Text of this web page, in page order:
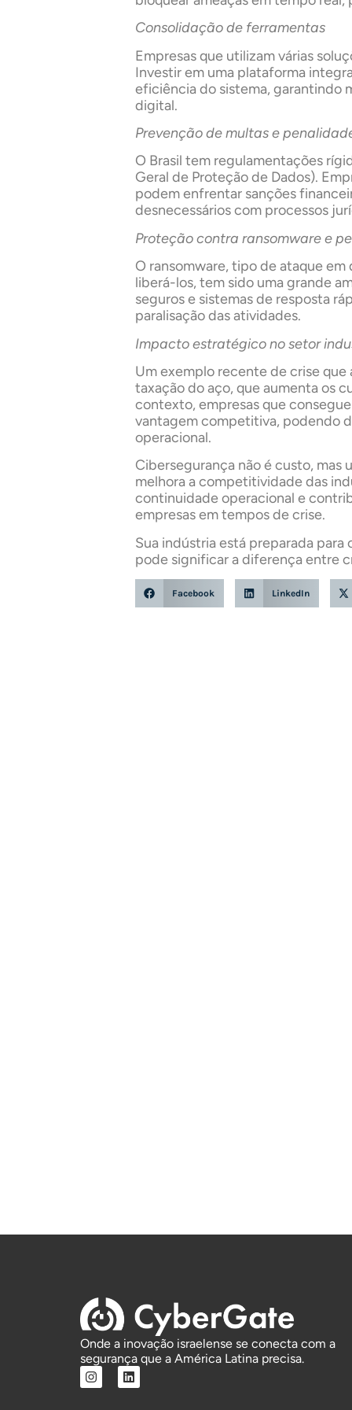
Consolidação de ferramentas
Empresas que utilizam várias
Investir em uma plataforma
eficiência do sistema, garantindo
digital.
Prevenção de multas e
O Brasil tem regulamentações
Geral de Proteção de Dados).
podem enfrentar sanções
desnecessários com processos
Proteção contra ransomware e
O ransomware, tipo de ataque
liberá-los, tem sido uma grande
seguros e sistemas de resposta
paralisação das atividades.
Impacto estratégico no setor
Um exemplo recente de crise
taxação do aço, que aumenta os
contexto, empresas que
vantagem competitiva, podendo
operacional.
Cibersegurança não é custo,
melhora a competitividade das
continuidade operacional e
empresas em tempos de crise.
Sua indústria está preparada
pode significar a diferença entre
Facebook LinkedIn
Onde a inovação israelense se conecta com a
segurança que a América Latina precisa.